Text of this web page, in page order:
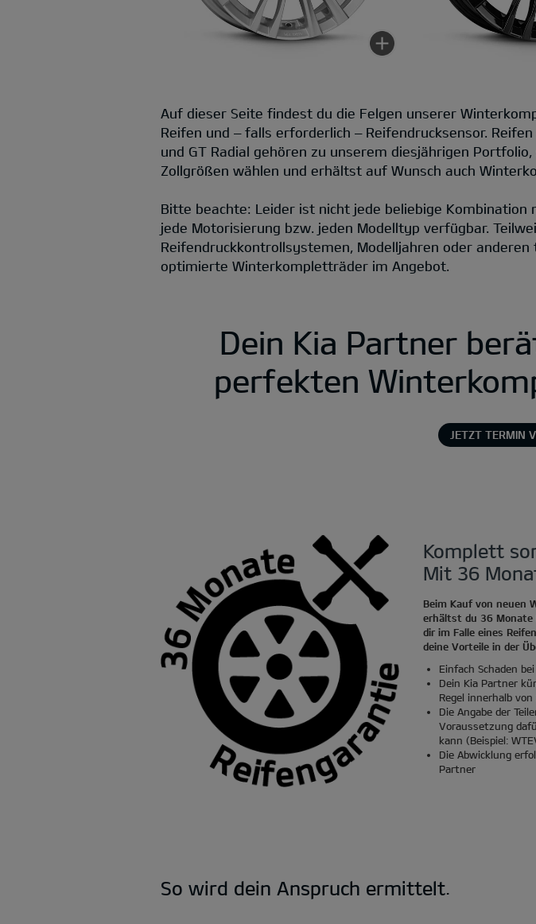
Auf dieser Seite findest du die Felgen unserer
Reifen und – falls erforderlich – Reifendrucksensor.
und GT Radial gehören zu unserem diesjährigen
Zollgrößen wählen und erhältst auf Wunsch auch
Bitte beachte: Leider ist nicht jede beliebige Kombination
jede Motorisierung bzw. jeden Modelltyp verfügbar.
Reifendruckkontrollsystemen, Modelljahren oder
optimierte Winterkompletträder im Angebot.
Dein Kia Partner
perfekten
JETZT TERMIN
Komplett
Mit 36
Beim Kauf von neuen
erhältst du 36 Monate
dir im Falle eines
deine Vorteile in der
Einfach Schaden
Dein Kia Partner
Regel innerhalb
Die Angabe der
Voraussetzung
kann (Beispiel:
Die Abwicklung
Partner
So wird dein Anspruch ermittelt.